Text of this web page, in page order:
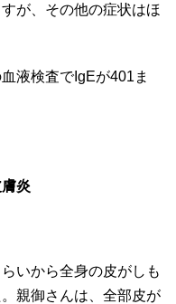
が、その他の症状はほ
液検査でIgEが401ま
炎
いから全身の皮がしも
親御さんは、全部皮が